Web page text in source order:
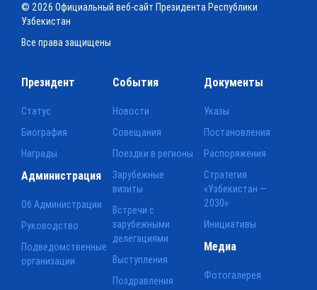
© 2026 Официальный веб-сайт Президента Республики
Узбекистан
Все права защищены
Президент
Статус
Биография
Награды
События
Новости
Совещания
Поездки в регионы
Зарубежные
визиты
Встречи с
зарубежными
делегациями
Выступления
Поздравления
Документы
Указы
Постановления
Распоряжения
Стратегия
«Узбекистан —
2030»
Инициативы
Администрация
Об Администрации
Руководство
Подведомственные
организации
Медиа
Фотогалерея